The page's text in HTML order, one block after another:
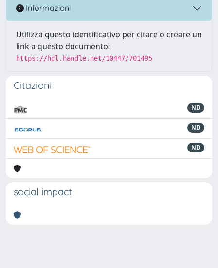
Informazioni
Utilizza questo identificativo per citare o creare un
link a questo documento:
https://hdl.handle.net/10447/701495
Citazioni
ND
ND
ND
social impact